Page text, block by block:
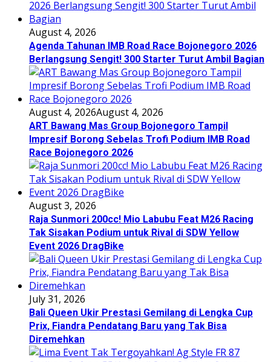
August 4, 2026
Agenda Tahunan IMB Road Race Bojonegoro 2026
Berlangsung Sengit! 300 Starter Turut Ambil Bagian
August 4, 2026August 4, 2026
ART Bawang Mas Group Bojonegoro Tampil
Impresif Borong Sebelas Trofi Podium IMB Road
Race Bojonegoro 2026
August 3, 2026
Raja Sunmori 200cc! Mio Labubu Feat M26 Racing
Tak Sisakan Podium untuk Rival di SDW Yellow
Event 2026 DragBike
July 31, 2026
Bali Queen Ukir Prestasi Gemilang di Lengka Cup
Prix, Fiandra Pendatang Baru yang Tak Bisa
Diremehkan